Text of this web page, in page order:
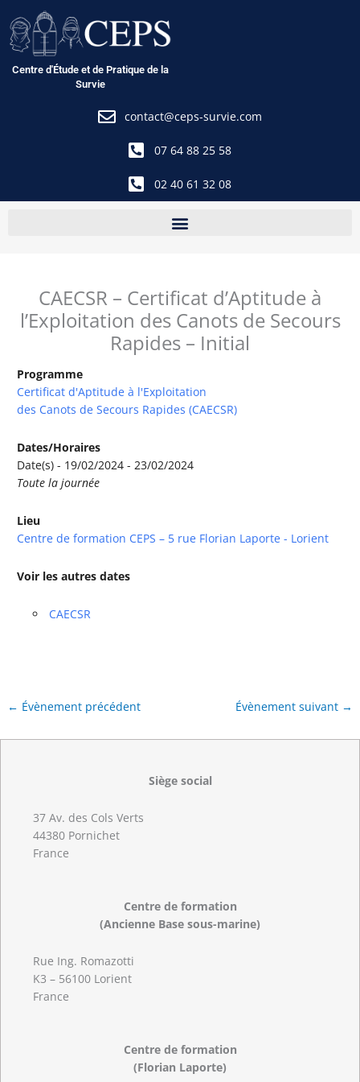
au
contenu
Centre d'Étude et de Pratique de la
Survie
contact@ceps-survie.com
07 64 88 25 58
02 40 61 32 08
CAECSR – Certificat d’Aptitude à
l’Exploitation des Canots de Secours
Rapides – Initial
Programme
Certificat d'Aptitude à l'Exploitation
des Canots de Secours Rapides (CAECSR)
Dates/Horaires
Date(s) - 19/02/2024 - 23/02/2024
Toute la journée
Lieu
Centre de formation CEPS – 5 rue Florian Laporte - Lorient
Voir les autres dates
CAECSR
← Évènement précédent Évènement suivant →
Siège social
37 Av. des Cols Verts
44380 Pornichet
France
Centre de formation
(Ancienne Base sous-marine)
Rue Ing. Romazotti
K3 – 56100 Lorient
France
Centre de formation
(Florian Laporte)